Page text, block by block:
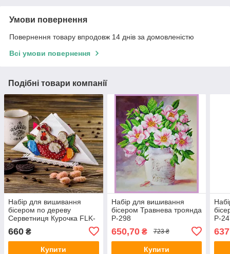
Умови повернення
Повернення товару впродовж 14 днів за домовленістю
Всі умови повернення
Подібні товари компанії
Набір для вишивання
бісером по дереву
Серветниця Курочка FLK-
660 ₴
Купити
Набір для вишивання
бісером Травнева троянда
Р-298
650,70₴ 723 ₴
Купити
Р-